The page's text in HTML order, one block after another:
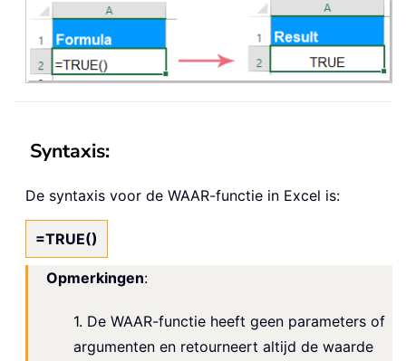
Syntaxis:
De syntaxis voor de WAAR-functie in Excel is:
=TRUE()
Opmerkingen:
1. De WAAR-functie heeft geen parameters of
argumenten en retourneert altijd de waarde